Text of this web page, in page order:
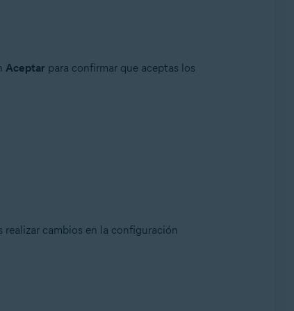
Aceptar para confirmar que aceptas los
realizar cambios en la configuración